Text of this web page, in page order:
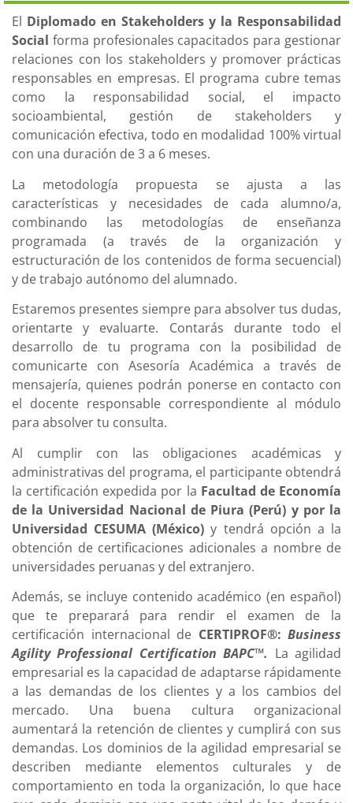
El Diplomado en Stakeholders y la Responsabilidad
Social forma profesionales capacitados para gestionar
relaciones con los stakeholders y promover prácticas
responsables en empresas. El programa cubre temas
como la responsabilidad social, el impacto
socioambiental, gestión de stakeholders y
comunicación efectiva, todo en modalidad 100% virtual
con una duración de 3 a 6 meses.
La metodología propuesta se ajusta a las
características y necesidades de cada alumno/a,
combinando las metodologías de enseñanza
programada (a través de la organización y
estructuración de los contenidos de forma secuencial)
y de trabajo autónomo del alumnado.
Estaremos presentes siempre para absolver tus dudas,
orientarte y evaluarte. Contarás durante todo el
desarrollo de tu programa con la posibilidad de
comunicarte con Asesoría Académica a través de
mensajería, quienes podrán ponerse en contacto con
el docente responsable correspondiente al módulo
para absolver tu consulta.
Al cumplir con las obligaciones académicas y
administrativas del programa, el participante obtendrá
la certificación expedida por la Facultad de Economía
de la Universidad Nacional de Piura (Perú) y por la
Universidad CESUMA (México) y tendrá opción a la
obtención de certificaciones adicionales a nombre de
universidades peruanas y del extranjero.
Además, se incluye contenido académico (en español)
que te preparará para rendir el examen de la
certificación internacional de CERTIPROF®: Business
Agility Professional Certification BAPC™. La agilidad
empresarial es la capacidad de adaptarse rápidamente
a las demandas de los clientes y a los cambios del
mercado. Una buena cultura organizacional
aumentará la retención de clientes y cumplirá con sus
demandas. Los dominios de la agilidad empresarial se
describen mediante elementos culturales y de
comportamiento en toda la organización, lo que hace